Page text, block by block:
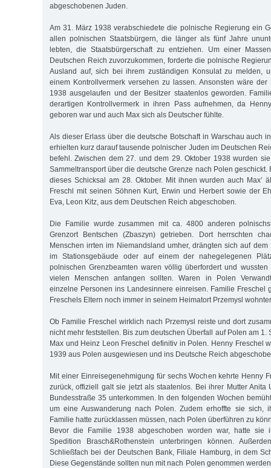
abgeschobenen Juden.
Am 31. März 1938 verabschiedete die polnische Regierung ein
allen pol­nischen Staatsbürgern, die länger als fünf Jahre
lebten, die Staats­­bürgerschaft zu entziehen. Um einer
Deutschen Reich zu­vor­zukommen, forderte die polnische
Ausland auf, sich bei ihrem zuständigen Konsulat zu melden,
einem Kontrollvermerk versehen zu lassen. Ansonsten wäre der
1938 ausgelaufen und der Besitzer staa­­tenlos geworden.
derartigen Kontrollvermerk in ihren Pass auf­neh­men, da
geboren war und auch Max sich als Deutscher fühlte.
Als dieser Erlass über die deutsche Botschaft in Warschau auch
er­hiel­ten kurz darauf tausende polnischer Juden im Deutschen
be­fehl. Zwischen dem 27. und dem 29. Oktober 1938 wurden
Sam­meltransport über die deutsche Grenze nach Polen geschickt.
dieses Schicksal am 28. Oktober. Mit ihnen wurden auch Max’
Freschl mit seinen Söhnen Kurt, Erwin und Herbert sowie der
Eva, Leon Kitz, aus dem Deutschen Reich abgeschoben.
Die Familie wurde zusammen mit ca. 4800 anderen
Grenzort Bentschen (Zbaszyn) getrieben. Dort herrschten
Menschen irrten im Niemandsland umher, drängten sich auf
im Stationsgebäude oder auf einem der nahegelegenen
polnischen Grenzbeamten wa­ren völlig überfordert und
vielen Menschen anfangen sollten. Waren in Polen
einzelne Personen ins Landesinnere einreisen. Familie Freschel
Freschels Eltern noch immer in seinem Heimatort Przemysl
Ob Familie Freschel wirklich nach Przemysl reiste und dort
nicht mehr feststellen. Bis zum deutschen Überfall auf Polen am 1.
Max und Heinz Leon Freschel definitiv in Polen. Henny Freschel
1939 aus Polen ausgewiesen und ins Deutsche Reich
Mit einer Einreisegenehmigung für sechs Wochen kehrte Henny
zu­rück, offiziell galt sie jetzt als staatenlos. Bei ihrer Mutter Anita
Bun­des­straße 35 unterkommen. In den folgenden Wochen
um eine Auswanderung nach Polen. Zudem erhoffte sie sich,
Familie hatte zu­rücklassen müssen, nach Polen überführen zu
Bevor die Familie 1938 abgeschoben worden war, hatte sie
Spedition Brasch&Rothenstein unterbringen können.
Schließfach bei der Deutschen Bank, Filiale Hamburg, in dem
Diese Gegenstände sollten nun mit nach Polen genommen